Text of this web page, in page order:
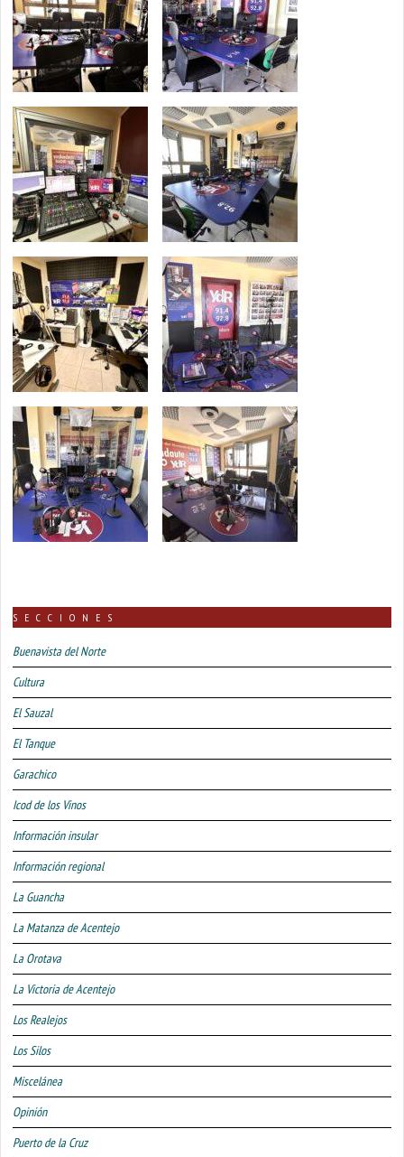
SECCIONES
Buenavista del Norte
Cultura
El Sauzal
El Tanque
Garachico
Icod de los Vinos
Información insular
Información regional
La Guancha
La Matanza de Acentejo
La Orotava
La Victoria de Acentejo
Los Realejos
Los Silos
Miscelánea
Opinión
Puerto de la Cruz